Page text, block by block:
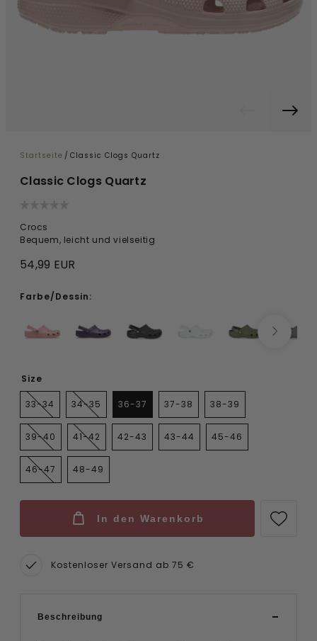
Startseite / Classic Clogs Quartz
Classic Clogs Quartz
Crocs
Bequem, leicht und vielseitig
54,99 EUR
Farbe/Dessin:
Size
33-34 34-35 36-37 37-38 38-39
39-40 41-42 42-43 43-44 45-46
46-47 48-49
In den Warenkorb
Kostenloser Versand ab 75 €
Beschreibung